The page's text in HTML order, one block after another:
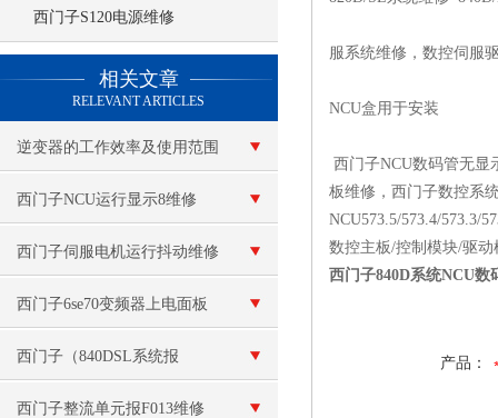
西门子S120电源维修
相关文章
RELEVANT ARTICLES
逆变器的工作效率及使用范围
西门子NCU运行显示8维修
西门子伺服电机运行抖动维修
西门子6se70变频器上电面板
无显示黑屏维修
西门子（840DSL系统报
F30005过载）解决
西门子整流单元报F013维修
服系统维修，数控伺服
NCU盒用于安装
西门子NCU数码管无显
板维修，西门子数控系
NCU573.5/573.4/573.3/
数控主板/控制模块/驱
西门子840D系统NCU数
产品：